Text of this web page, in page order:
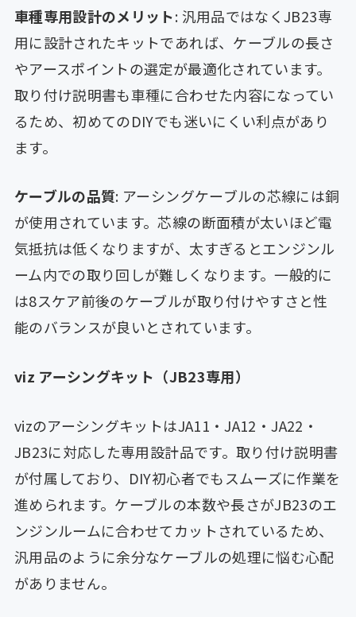
車種専用設計のメリット: 汎用品ではなくJB23専
用に設計されたキットであれば、ケーブルの長さ
やアースポイントの選定が最適化されています。
取り付け説明書も車種に合わせた内容になってい
るため、初めてのDIYでも迷いにくい利点があり
ます。
ケーブルの品質: アーシングケーブルの芯線には銅
が使用されています。芯線の断面積が太いほど電
気抵抗は低くなりますが、太すぎるとエンジンル
ーム内での取り回しが難しくなります。一般的に
は8スケア前後のケーブルが取り付けやすさと性
能のバランスが良いとされています。
viz アーシングキット（JB23専用）
vizのアーシングキットはJA11・JA12・JA22・
JB23に対応した専用設計品です。取り付け説明書
が付属しており、DIY初心者でもスムーズに作業を
進められます。ケーブルの本数や長さがJB23のエ
ンジンルームに合わせてカットされているため、
汎用品のように余分なケーブルの処理に悩む心配
がありません。